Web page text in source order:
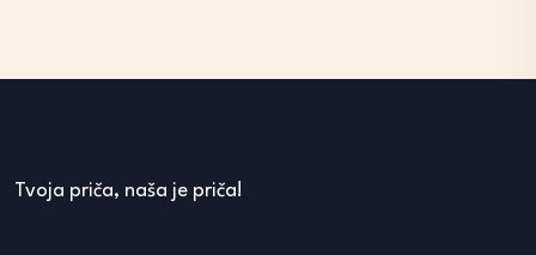
Tvoja priča, naša je priča!